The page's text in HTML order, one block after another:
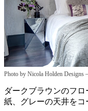
Photo by Nicola Holden Designs
ダークブラウンのフ
紙、グレーの天井をコ